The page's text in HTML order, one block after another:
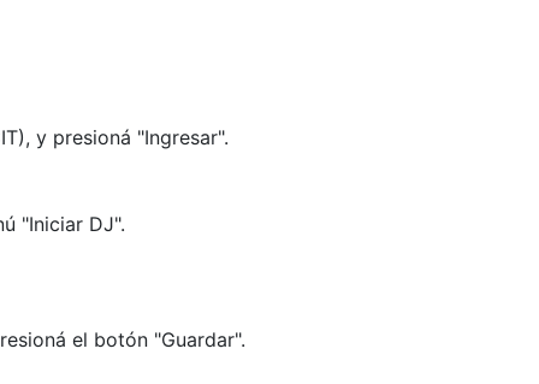
y presioná "Ingresar".
"Iniciar DJ".
el botón "Guardar".